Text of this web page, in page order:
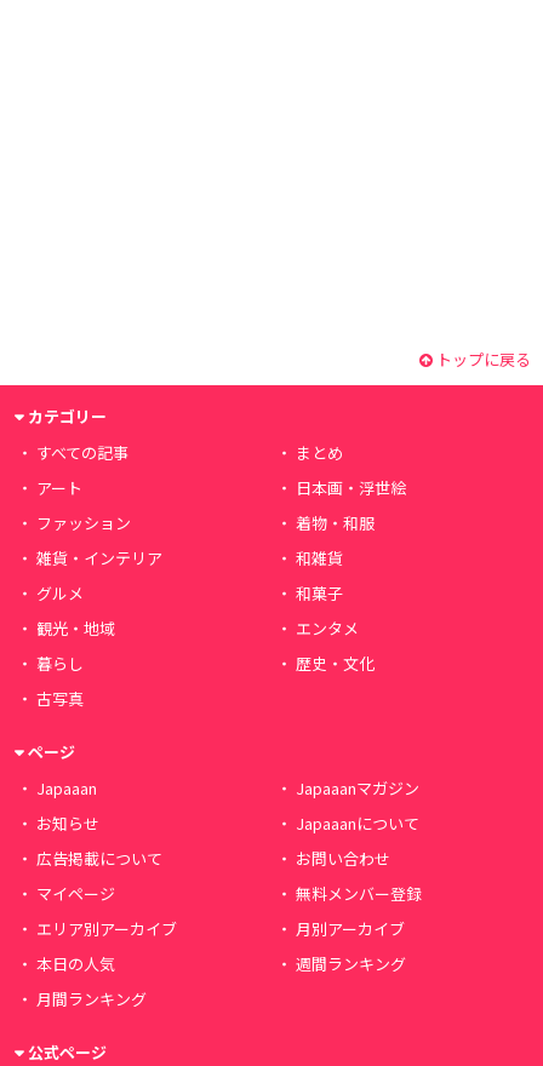
トップに戻る
カテゴリー
すべての記事
まとめ
アート
日本画・浮世絵
ファッション
着物・和服
雑貨・インテリア
和雑貨
グルメ
和菓子
観光・地域
エンタメ
暮らし
歴史・文化
古写真
ページ
Japaaan
Japaaanマガジン
お知らせ
Japaaanについて
広告掲載について
お問い合わせ
マイページ
無料メンバー登録
エリア別アーカイブ
月別アーカイブ
本日の人気
週間ランキング
月間ランキング
公式ページ